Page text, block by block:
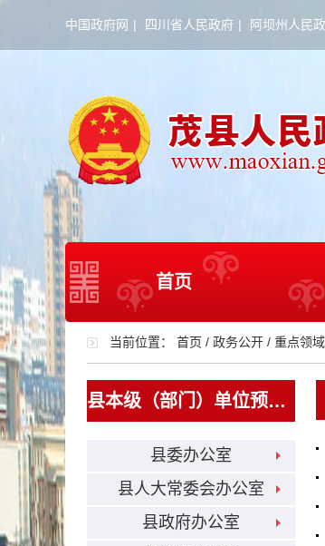
中国政府网 | 四川省人民政府 | 阿坝州人民
首页
当前位置： 首页 / 政务公开 / 重点领
县本级（部门）单位预决算
县委办公室
县人大常委会办公室
县政府办公室